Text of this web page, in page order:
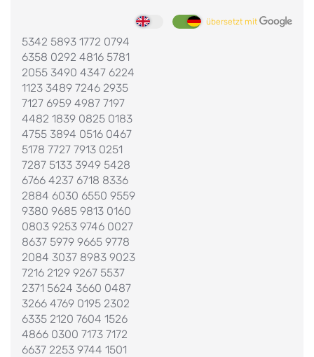
übersetzt mit
5342 5893 1772 0794
6358 0292 4816 5781
2055 3490 4347 6224
1123 3489 7246 2935
7127 6959 4987 7197
4482 1839 0825 0183
4755 3894 0516 0467
5178 7727 7913 0251
7287 5133 3949 5428
6766 4237 6718 8336
2884 6030 6550 9559
9380 9685 9813 0160
0803 9253 9746 0027
8637 5979 9665 9778
2084 3037 8983 9023
7216 2129 9267 5537
2371 5624 3660 0487
3266 4769 0195 2302
6335 2120 7604 1526
4866 0300 7173 7172
6637 2253 9744 1501